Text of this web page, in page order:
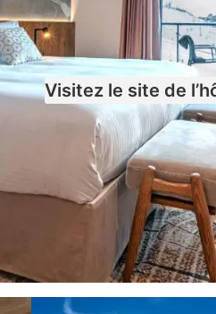
Visitez le site de